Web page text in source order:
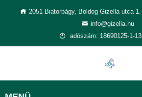
2051 Biatorbágy, Boldog Gizella utca 1.
info@gizella.hu
adószám: 18690125-1-13